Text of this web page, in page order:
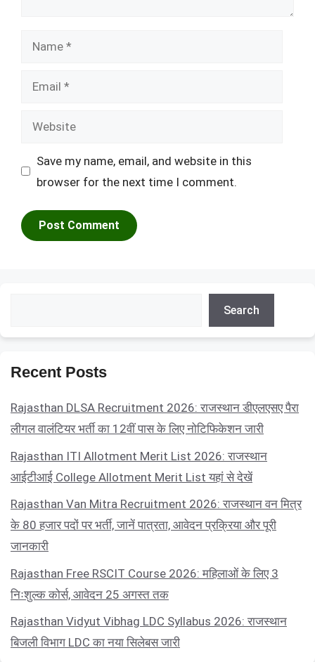
Name
Email
Website
Save my name, email, and website in this
browser for the next time I comment.
Search
Recent Posts
Rajasthan DLSA Recruitment 2026: राजस्थान डीएलएसए पैरा
लीगल वालंटियर भर्ती का 12वीं पास के लिए नोटिफिकेशन जारी
Rajasthan ITI Allotment Merit List 2026: राजस्थान
आईटीआई College Allotment Merit List यहां से देखें
Rajasthan Van Mitra Recruitment 2026: राजस्थान वन मित्र
के 80 हजार पदों पर भर्ती, जानें पात्रता, आवेदन प्रक्रिया और पूरी
जानकारी
Rajasthan Free RSCIT Course 2026: महिलाओं के लिए 3
निःशुल्क कोर्स, आवेदन 25 अगस्त तक
Rajasthan Vidyut Vibhag LDC Syllabus 2026: राजस्थान
बिजली विभाग LDC का नया सिलेबस जारी